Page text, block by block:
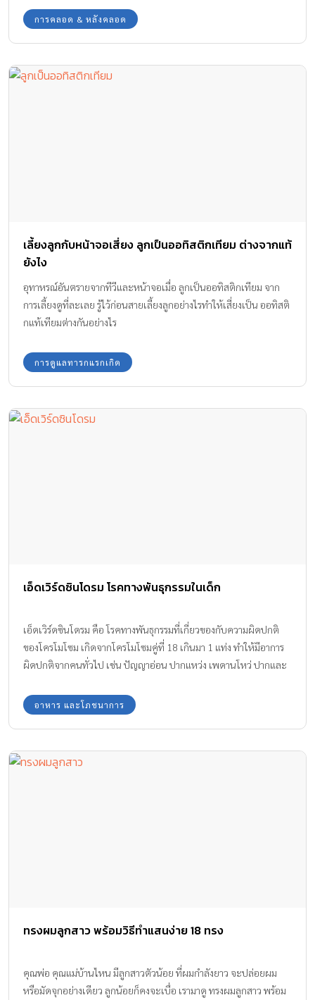
การคลอด & หลังคลอด
เลี้ยงลูกกับหน้าจอเสี่ยง ลูกเป็นออทิสติกเทียม ต่างจากแท้
ยังไง
อุทาหรณ์อันตรายจากทีวีและหน้าจอเมื่อ ลูกเป็นออทิสติกเทียม จาก
การเลี้ยงดูที่ละเลย รู้ไว้ก่อนสายเลี้ยงลูกอย่างไรทำให้เสี่ยงเป็น ออทิสติ
กแท้เทียมต่างกันอย่างไร
การดูแลทารกแรกเกิด
เอ็ดเวิร์ดซินโดรม โรคทางพันธุกรรมในเด็ก
เอ็ดเวิร์ดซินโดรม คือ โรคทางพันธุกรรมที่เกี่ยวของกับความผิดปกติ
ของโครโมโซม เกิดจากโครโมโซมคู่ที่ 18 เกินมา 1 แท่ง ทำให้มีอาการ
ผิดปกติจากคนทั่วไป เช่น ปัญญาอ่อน ปากแหว่ง เพดานโหว่ ปากและ
ตา อาหาร และโภชนาการ
ทรงผมลูกสาว พร้อมวิธีทำแสนง่าย 18 ทรง
คุณพ่อ คุณแม่บ้านไหน มีลูกสาวตัวน้อย ที่ผมกำลังยาว จะปล่อยผม
หรือมัดจุกอย่างเดียว ลูกน้อยก็คงจะเบื่อ เรามาดู ทรงผมลูกสาว พร้อม